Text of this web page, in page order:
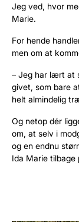
Jeg ved, hvor
Marie.
For hende
men om at
– Jeg har lært at
givet, som bare
helt almindelig
Og netop dér
om, at selv i
og en endnu
Ida Marie tilbage